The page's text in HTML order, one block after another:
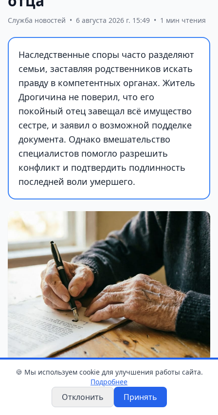
Служба новостей • 6 августа 2026 г. 15:49 • 1 мин чтения
Наследственные споры часто разделяют
семьи, заставляя родственников искать
правду в компетентных органах. Житель
Дрогичина не поверил, что его
покойный отец завещал всё имущество
сестре, и заявил о возможной подделке
документа. Однако вмешательство
специалистов помогло разрешить
конфликт и подтвердить подлинность
последней воли умершего.
Иллюстративное фото сгенерировано ИИ
сообщилаТатьяна Коток, официальный
🍪 Мы используем cookie для улучшения работы сайта.
Подробнее
Отклонить Принять